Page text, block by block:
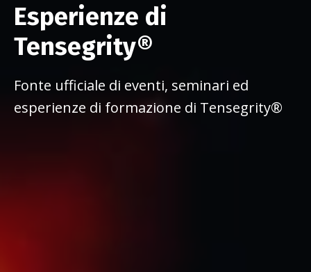
Esperienze di
Tensegrity®
Fonte ufficiale di eventi, seminari ed
esperienze di formazione di Tensegrity®